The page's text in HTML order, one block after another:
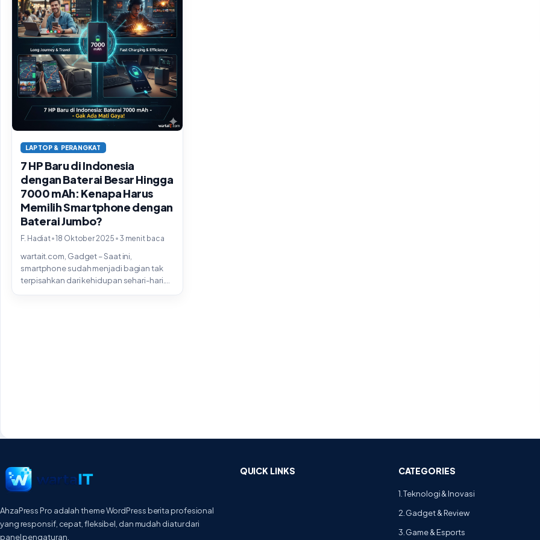
LAPTOP & PERANGKAT
7 HP Baru di Indonesia
dengan Baterai Besar Hingga
7000 mAh: Kenapa Harus
Memilih Smartphone dengan
Baterai Jumbo?
F. Hadiat•18 Oktober 2025 • 3 menit baca
wartait.com, Gadget – Saat ini,
smartphone sudah menjadi bagian tak
terpisahkan dari kehidupan sehari-hari.
AhzaPress Pro adalah theme WordPress berita profesional
yang responsif, cepat, fleksibel, dan mudah diatur dari
panel pengaturan.
QUICK LINKS CATEGORIES
1. Teknologi & Inovasi
2. Gadget & Review
3. Game & Esports